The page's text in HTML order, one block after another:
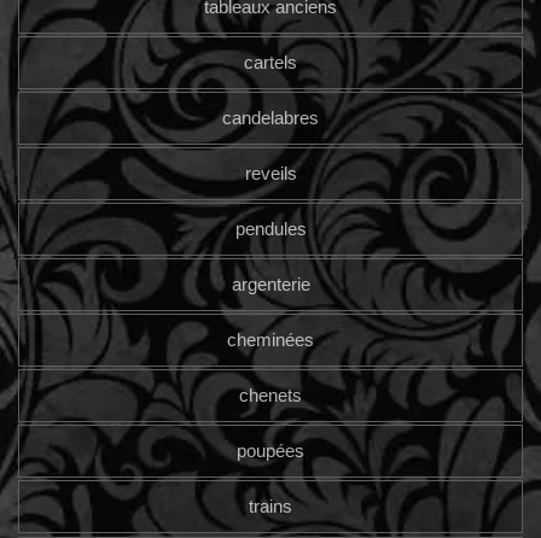
tableaux anciens
cartels
candelabres
reveils
pendules
argenterie
cheminées
chenets
poupées
trains